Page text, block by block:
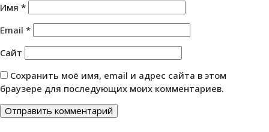
Имя *
Email *
Сайт
Сохранить моё имя, email и адрес сайта в этом
браузере для последующих моих комментариев.